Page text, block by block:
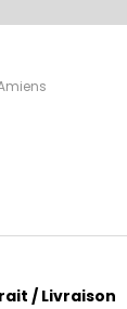
/ Livraison